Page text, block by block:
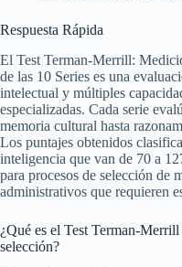
Respuesta Rápida
El Test Terman-Merrill:
de las 10 Series es una
intelectual y múltiples
especializadas. Cada serie
memoria cultural hasta
Los puntajes obtenidos
inteligencia que van de 70 a
para procesos de selección de
administrativos que requieren
¿Qué es el Test Terman-
selección?